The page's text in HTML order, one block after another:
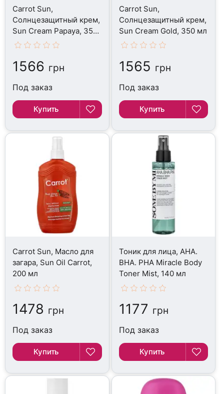
Carrot Sun,
Солнцезащитный крем,
Sun Cream Papaya, 350
мл
1566 грн
Под заказ
Купить
Carrot Sun,
Солнцезащитный крем,
Sun Cream Gold, 350 мл
1565 грн
Под заказ
Купить
Carrot Sun, Масло для
загара, Sun Oil Carrot,
200 мл
1478 грн
Под заказ
Купить
Тоник для лица, AHA.
BHA. PHA Miracle Body
Toner Mist, 140 мл
1177 грн
Под заказ
Купить